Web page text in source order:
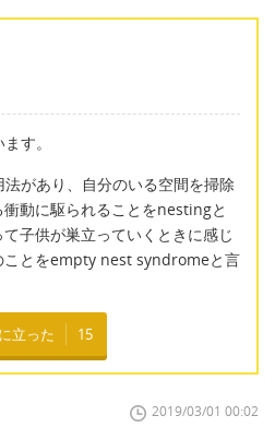
す。
があり、自分のいる空間を掃除
動に駆られることをnestingと
子供が巣立っていくときに感じ
ことをempty nest syndromeと言
立った 15
2019/03/01 00:02